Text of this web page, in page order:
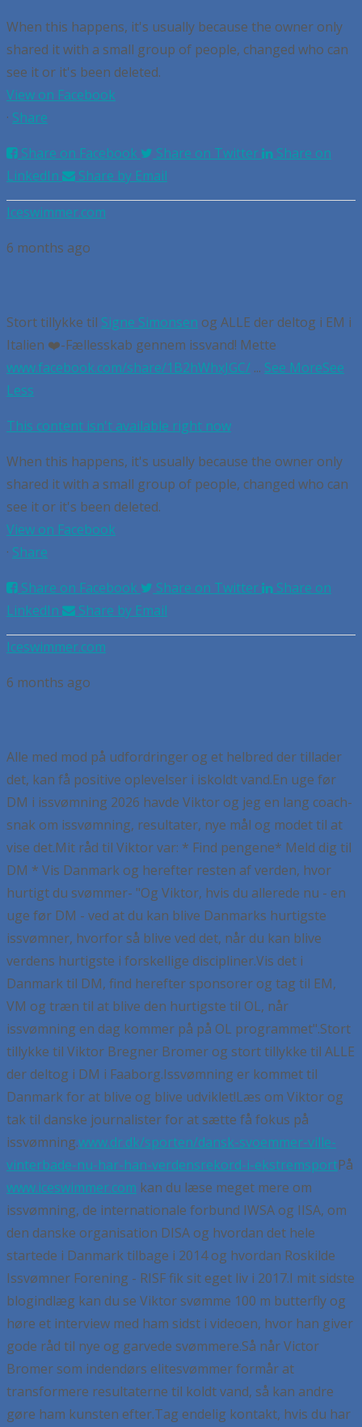
When this happens, it's usually because the owner only
shared it with a small group of people, changed who can
see it or it's been deleted.
View on Facebook
· Share
Share on Facebook
Share on Twitter
Share on
LinkedIn
Share by Email
Iceswimmer.com
6 months ago
Stort tillykke til Signe Simonsen og ALLE der deltog i EM i
Italien ❤️-Fællesskab gennem issvand! Mette
www.facebook.com/share/1B2hWhxJGC/ ... See MoreSee
Less
This content isn't available right now
When this happens, it's usually because the owner only
shared it with a small group of people, changed who can
see it or it's been deleted.
View on Facebook
· Share
Share on Facebook
Share on Twitter
Share on
LinkedIn
Share by Email
Iceswimmer.com
6 months ago
Alle med mod på udfordringer og et helbred der tillader
det, kan få positive oplevelser i iskoldt vand.En uge før
DM i issvømning 2026 havde Viktor og jeg en lang coach-
snak om issvømning, resultater, nye mål og modet til at
vise det.Mit råd til Viktor var: * Find pengene* Meld dig til
DM * Vis Danmark og herefter resten af verden, hvor
hurtigt du svømmer- "Og Viktor, hvis du allerede nu - en
uge før DM - ved at du kan blive Danmarks hurtigste
issvømner, hvorfor så blive ved det, når du kan blive
verdens hurtigste i forskellige discipliner.Vis det i
Danmark til DM, find herefter sponsorer og tag til EM,
VM og træn til at blive den hurtigste til OL, når
issvømning en dag kommer på på OL programmet".Stort
tillykke til Viktor Bregner Bromer og stort tillykke til ALLE
der deltog i DM i Faaborg.Issvømning er kommet til
Danmark for at blive og blive udviklet!Læs om Viktor og
tak til danske journalister for at sætte få fokus på
issvømning.www.dr.dk/sporten/dansk-svoemmer-ville-
vinterbade-nu-har-han-verdensrekord-i-ekstremsportPå
www.iceswimmer.com kan du læse meget mere om
issvømning, de internationale forbund IWSA og IISA, om
den danske organisation DISA og hvordan det hele
startede i Danmark tilbage i 2014 og hvordan Roskilde
Issvømner Forening - RISF fik sit eget liv i 2017.I mit sidste
blogindlæg kan du se Viktor svømme 100 m butterfly og
høre et interview med ham sidst i videoen, hvor han giver
gode råd til nye og garvede svømmere.Så når Victor
Bromer som indendørs elitesvømmer formår at
transformere resultaterne til koldt vand, så kan andre
gøre ham kunsten efter.Tag endelig kontakt, hvis du har